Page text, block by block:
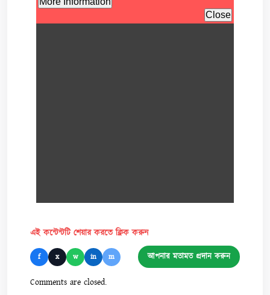
এই কন্টেন্টটি শেয়ার করতে ক্লিক করুন
f x w in m আপনার মতামত প্রদান করুন
Comments are closed.